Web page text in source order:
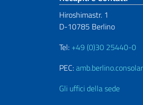
Hiroshimastr. 1
D-10785 Berlino
Tel: +49 (0)30 25440-0
PEC:
Gli uffici della sede